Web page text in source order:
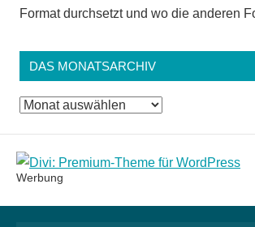
Format durchsetzt und wo die anderen
DAS MONATSARCHIV
Das
Werbung